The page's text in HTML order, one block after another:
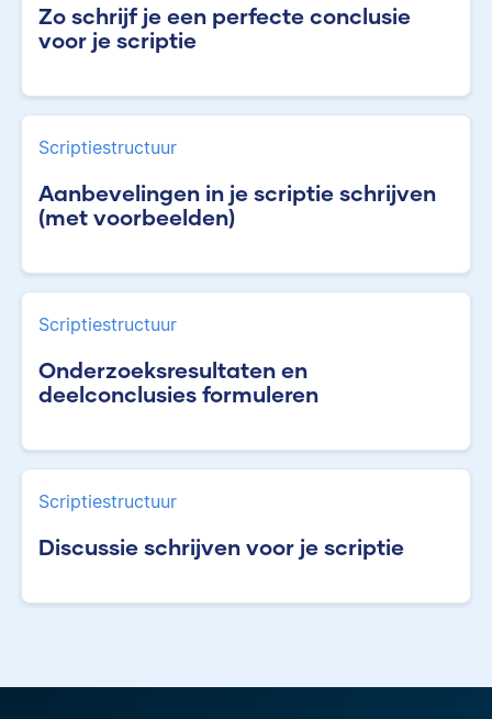
Zo schrijf je een perfecte conclusie
voor je scriptie
Scriptiestructuur
Aanbevelingen in je scriptie schrijven
(met voorbeelden)
Scriptiestructuur
Onderzoeksresultaten en
deelconclusies formuleren
Scriptiestructuur
Discussie schrijven voor je scriptie